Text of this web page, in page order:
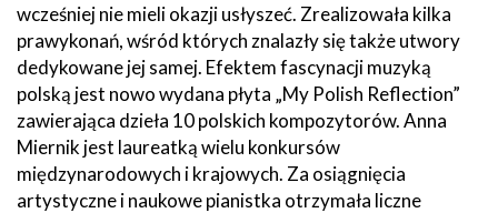
wcześniej nie mieli okazji usłyszeć. Zrealizowała kilka
prawykonań, wśród których znalazły się także utwory
dedykowane jej samej. Efektem fascynacji muzyką
polską jest nowo wydana płyta „My Polish Reflection”
zawierająca dzieła 10 polskich kompozytorów. Anna
Miernik jest laureatką wielu konkursów
międzynarodowych i krajowych. Za osiągnięcia
artystyczne i naukowe pianistka otrzymała liczne